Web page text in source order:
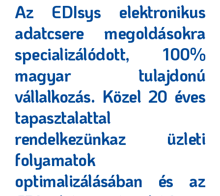
Az EDIsys elektronikus
adatcsere megoldásokra
specializálódott, 100%
magyar tulajdonú
vállalkozás. Közel 20 éves
tapasztalattal
rendelkezünkaz üzleti
folyamatok
optimalizálásában és az